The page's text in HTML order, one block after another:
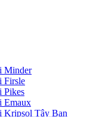
Minder
Firsle
Pikes
Emaux
Kripsol Tây Ban